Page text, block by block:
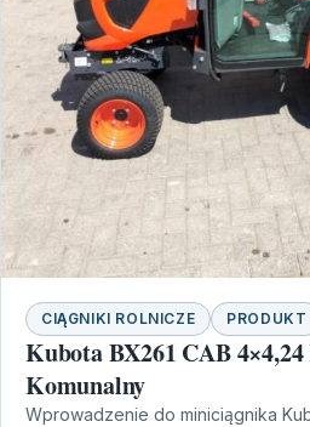
CIĄGNIKI ROLNICZE PRODUKT
Kubota BX261 CAB
Komunalny
Wprowadzenie do miniciągnika